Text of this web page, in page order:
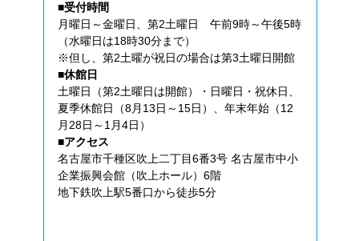
■受付時間
月曜日～金曜日、第2土曜日 午前9時～午後5時
（水曜日は18時30分まで）
※但し、第2土曜が祝日の場合は第3土曜日開館
■休館日
土曜日（第2土曜日は開館）・日曜日・祝休日、
夏季休館日（8月13日～15日）、年末年始（12
月28日～1月4日）
■アクセス
名古屋市千種区吹上二丁目6番3号 名古屋市中小
企業振興会館（吹上ホール）6階
地下鉄吹上駅5番口から徒歩5分